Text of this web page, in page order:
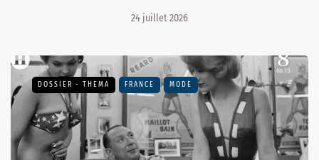
24 juillet 2026
DOSSIER - THEMA FRANCE MODE